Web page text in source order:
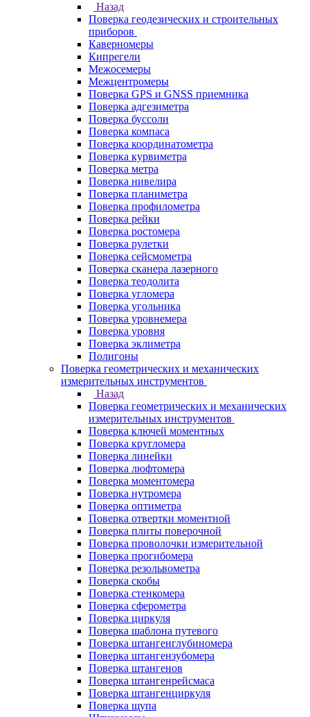
Назад
Поверка геодезических и строительных
приборов
Каверномеры
Кипрегели
Межосемеры
Межцентромеры
Поверка GPS и GNSS приемника
Поверка адгезиметра
Поверка буссоли
Поверка компаса
Поверка координатометра
Поверка курвиметра
Поверка метра
Поверка нивелира
Поверка планиметра
Поверка профилометра
Поверка рейки
Поверка ростомера
Поверка рулетки
Поверка сейсмометра
Поверка сканера лазерного
Поверка теодолита
Поверка угломера
Поверка угольника
Поверка уровнемера
Поверка уровня
Поверка эклиметра
Полигоны
Поверка геометрических и механических
измерительных инструментов
Назад
Поверка геометрических и механических
измерительных инструментов
Поверка ключей моментных
Поверка кругломера
Поверка линейки
Поверка люфтомера
Поверка моментомера
Поверка нутромера
Поверка оптиметра
Поверка отвертки моментной
Поверка плиты поверочной
Поверка проволочки измерительной
Поверка прогибомера
Поверка резольвометра
Поверка скобы
Поверка стенкомера
Поверка сферометра
Поверка циркуля
Поверка шаблона путевого
Поверка штангенглубиномера
Поверка штангензубомера
Поверка штангенов
Поверка штангенрейсмаса
Поверка штангенциркуля
Поверка щупа